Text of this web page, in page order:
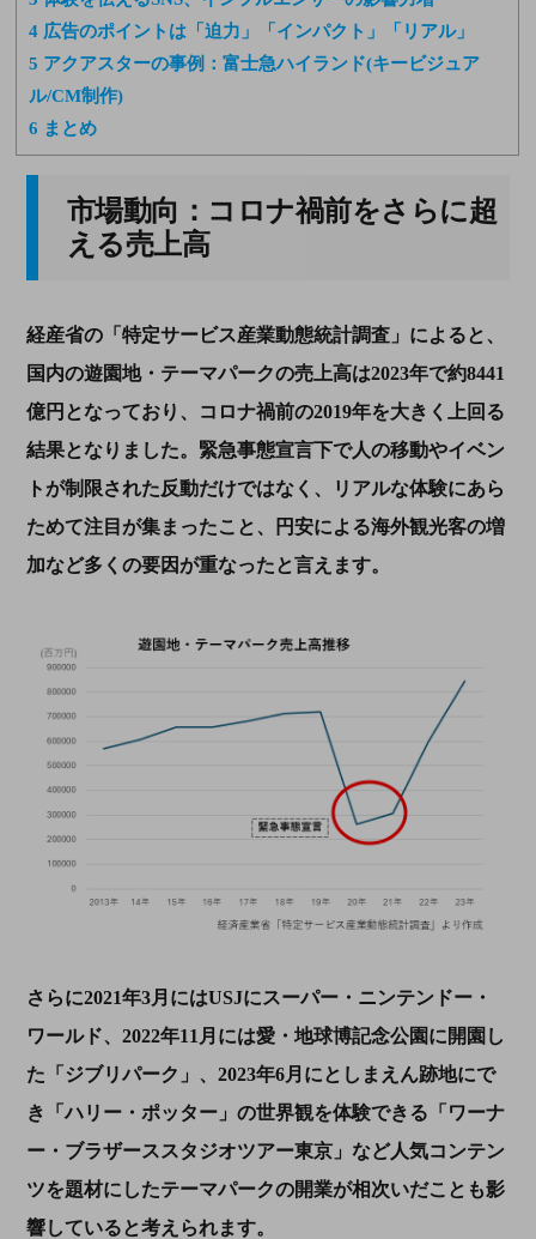
4 広告のポイントは「迫力」「インパクト」「リアル」
5 アクアスターの事例：富士急ハイランド(キービジュア
ル/CM制作)
6 まとめ
市場動向：コロナ禍前をさらに超
える売上高
経産省の「特定サービス産業動態統計調査」によると、
国内の遊園地・テーマパークの売上高は2023年で約8441
億円となっており、コロナ禍前の2019年を大きく上回る
結果となりました。緊急事態宣言下で人の移動やイベン
トが制限された反動だけではなく、リアルな体験にあら
ためて注目が集まったこと、円安による海外観光客の増
加など多くの要因が重なったと言えます。
さらに2021年3月にはUSJにスーパー・ニンテンドー・
ワールド、 2022年11 月には愛・地球博記念公園に開園し
た「ジブリパーク」、 2023年6月にとしまえん跡地にで
き「ハリー・ポッター」の世界観を体験できる「ワーナ
ー・ブラザーススタジオツアー東京」など人気コンテン
ツを題材にしたテーマパークの開業が相次いだことも影
響していると考えられます。